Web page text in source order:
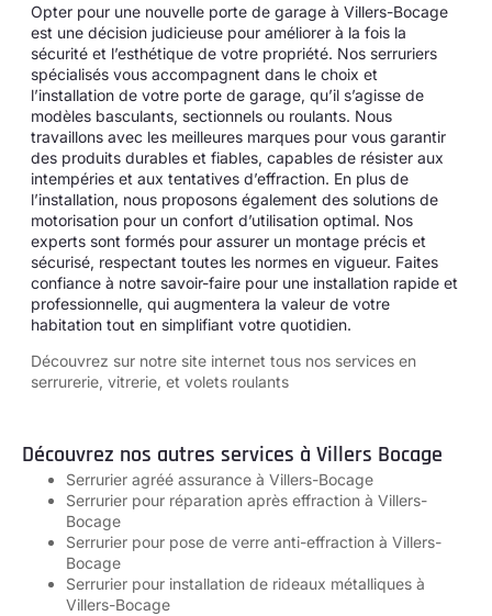
Opter pour une nouvelle porte de garage à Villers-Bocage
est une décision judicieuse pour améliorer à la fois la
sécurité et l’esthétique de votre propriété. Nos serruriers
spécialisés vous accompagnent dans le choix et
l’installation de votre porte de garage, qu’il s’agisse de
modèles basculants, sectionnels ou roulants. Nous
travaillons avec les meilleures marques pour vous garantir
des produits durables et fiables, capables de résister aux
intempéries et aux tentatives d’effraction. En plus de
l’installation, nous proposons également des solutions de
motorisation pour un confort d’utilisation optimal. Nos
experts sont formés pour assurer un montage précis et
sécurisé, respectant toutes les normes en vigueur. Faites
confiance à notre savoir-faire pour une installation rapide et
professionnelle, qui augmentera la valeur de votre
habitation tout en simplifiant votre quotidien.
Découvrez sur notre site internet tous nos services en
serrurerie, vitrerie, et volets roulants
Découvrez nos autres services à Villers Bocage
Serrurier agréé assurance à Villers-Bocage
Serrurier pour réparation après effraction à Villers-
Bocage
Serrurier pour pose de verre anti-effraction à Villers-
Bocage
Serrurier pour installation de rideaux métalliques à
Villers-Bocage